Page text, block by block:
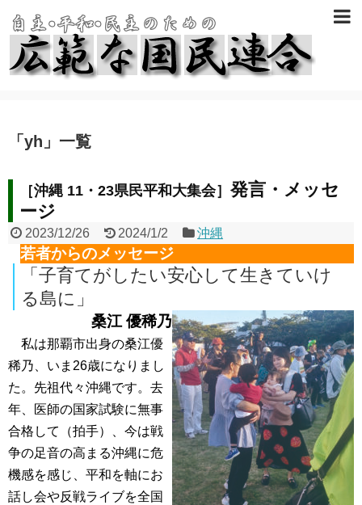
「 yh 」 一覧
［沖縄 11・23県民平和大集会］ 発言・メッセ
ージ
2023/12/26 2024/1/2 沖縄
若者からのメッセージ
「子育てがしたい安心して生きていけ
る島に」
桑江 優稀乃
私は那覇市出身の桑江優
稀乃、いま26歳になりまし
た。先祖代々沖縄です。去
年、医師の国家試験に無事
合格して（拍手）、今は戦
争の足音の高まる沖縄に危
機感を感じ、平和を軸にお
話し会や反戦ライブを全国